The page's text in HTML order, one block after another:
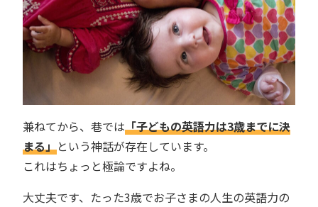
兼ねてから、巷では「子どもの英語力は3歳までに決
まる」という神話が存在しています。
これはちょっと極論ですよね。
大丈夫です、たった3歳でお子さまの人生の英語力の